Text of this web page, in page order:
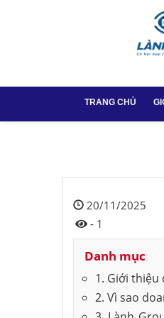
TRANG CHỦ
20/11/2025
- 1
Danh mục
1. Giới thiệu
2. Vì sao